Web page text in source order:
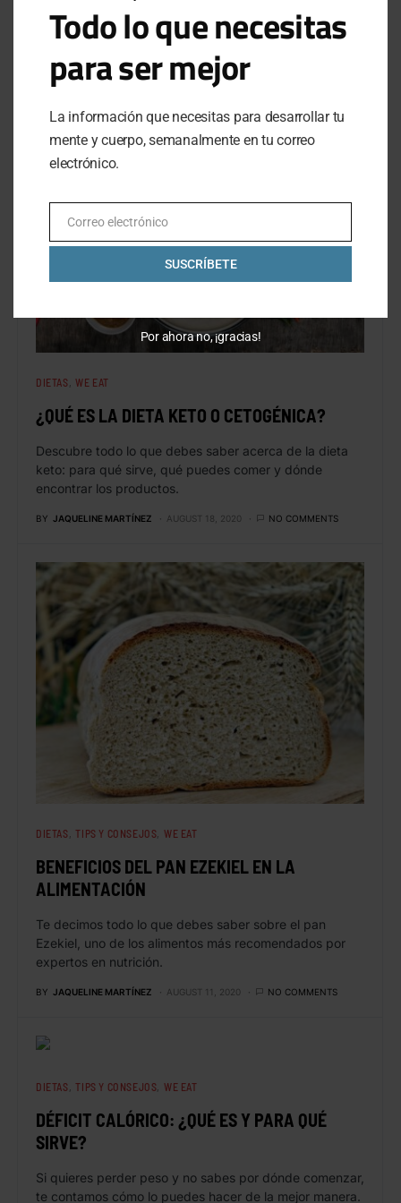
curiosos y por qué te ayudará practicarlo durante el
confinamiento.
JAQUELINE MARTÍNEZ SEPTEMBER 4, 2020
DIETAS WE EAT
¿QUÉ ES LA DIETA KETO O CETOGÉNICA?
Descubre todo lo que debes saber acerca de la dieta
keto: para qué sirve, qué puedes comer y dónde
encontrar los productos.
BY JAQUELINE MARTÍNEZ AUGUST 18, 2020 NO COMMENTS
DIETAS TIPS Y CONSEJOS WE EAT
BENEFICIOS DEL PAN EZEKIEL EN LA
ALIMENTACIÓN
Te decimos todo lo que debes saber sobre el pan
Ezekiel, uno de los alimentos más recomendados por
expertos en nutrición.
BY JAQUELINE MARTÍNEZ AUGUST 11, 2020 NO COMMENTS
DIETAS TIPS Y CONSEJOS WE EAT
DÉFICIT CALÓRICO: ¿QUÉ ES Y PARA QUÉ
SIRVE?
Si quieres perder peso y no sabes por dónde comenzar,
te contamos cómo lo puedes hacer de la mejor manera.
Todo lo que necesitas
para ser mejor
La información que necesitas para desarrollar tu
mente y cuerpo, semanalmente en tu correo
electrónico.
EmailCorreo electrónico
SUSCRÍBETE
Por ahora no, ¡gracias!